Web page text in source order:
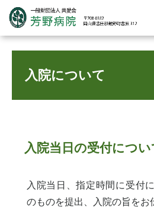
入院されるみなさ
入院について
入院当日の受付につい
入院当日、指定時間に受付
のものを提出、入院の旨をお